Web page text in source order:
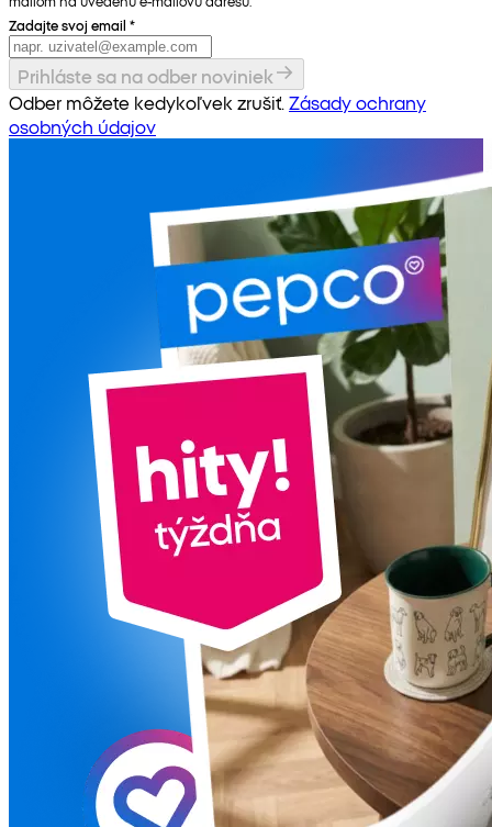
Zadajte svoj email *
Prihláste sa na odber noviniek
Odber môžete kedykoľvek zrušiť.Zásady ochrany
osobných údajov